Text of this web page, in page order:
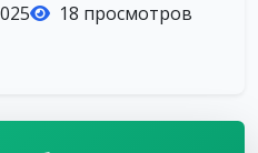
18 просмотров